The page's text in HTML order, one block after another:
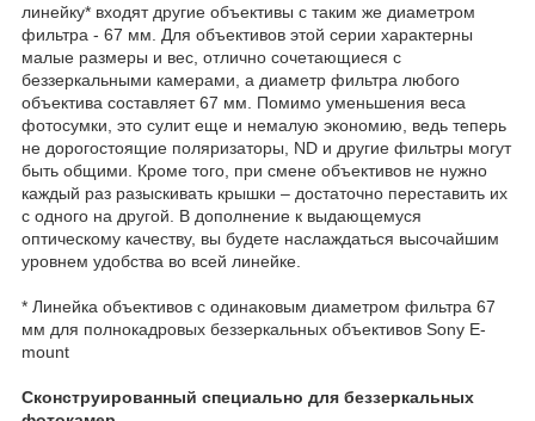
линейку* входят другие объективы с таким же диаметром
фильтра - 67 мм. Для объективов этой серии характерны
малые размеры и вес, отлично сочетающиеся с
беззеркальными камерами, а диаметр фильтра любого
объектива составляет 67 мм. Помимо уменьшения веса
фотосумки, это сулит еще и немалую экономию, ведь теперь
не дорогостоящие поляризаторы, ND и другие фильтры могут
быть общими. Кроме того, при смене объективов не нужно
каждый раз разыскивать крышки – достаточно переставить их
с одного на другой. В дополнение к выдающемуся
оптическому качеству, вы будете наслаждаться высочайшим
уровнем удобства во всей линейке.
* Линейка объективов с одинаковым диаметром фильтра 67
мм для полнокадровых беззеркальных объективов Sony E-
mount
Сконструированный специально для беззеркальных